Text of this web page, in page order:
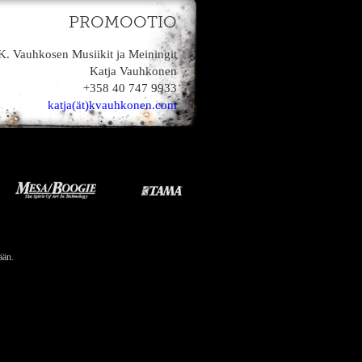
PROMOOTIO
Vauhkosen Musiikit ja Meiningit
Katja Vauhkonen
+358 40 747 9933
katja(ät)kvauhkonen.com